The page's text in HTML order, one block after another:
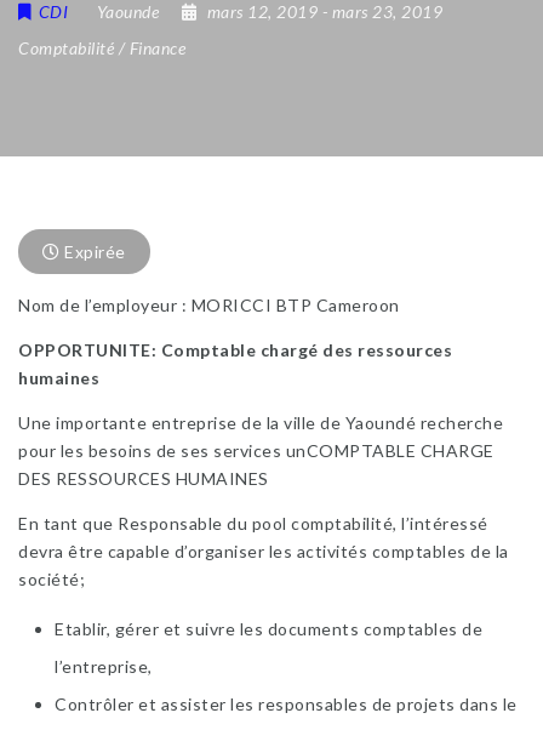
CDI Yaounde mars 12, 2019 - mars 23, 2019
Comptabilité / Finance
Expirée
Nom de l’employeur : MORICCI BTP Cameroon
OPPORTUNITE: Comptable chargé des ressources
humaines
Une importante entreprise de la ville de Yaoundé recherche
pour les besoins de ses services unCOMPTABLE CHARGE
DES RESSOURCES HUMAINES
En tant que Responsable du pool comptabilité, l’intéressé
devra être capable d’organiser les activités comptables de la
société;
Etablir, gérer et suivre les documents comptables de
l’entreprise,
Contrôler et assister les responsables de projets dans le